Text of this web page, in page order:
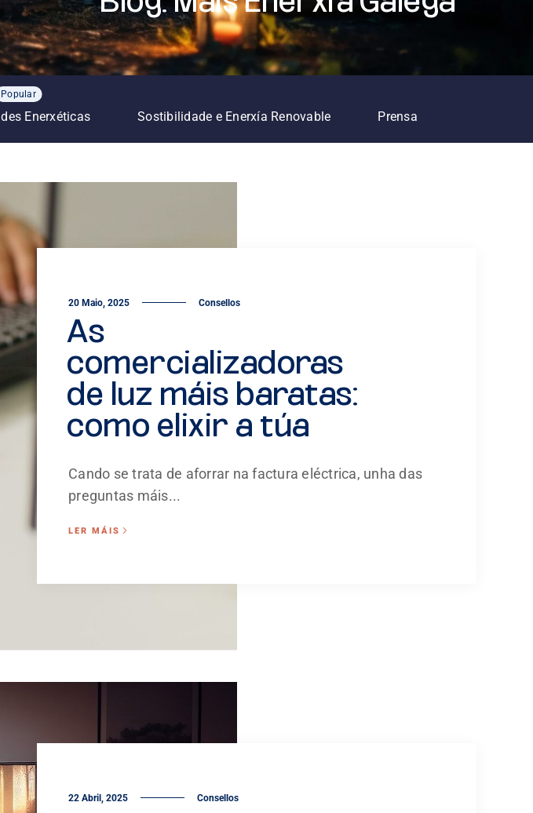
Enerxéticas
Popular
Sostibilidade e Enerxía Renovable Prensa
20 Maio, 2025 Consellos
As
comercializadoras
de luz máis baratas:
como elixir a túa
Cando se trata de aforrar na factura eléctrica, unha das
preguntas máis...
LER MÁIS
22 Abril, 2025 Consellos